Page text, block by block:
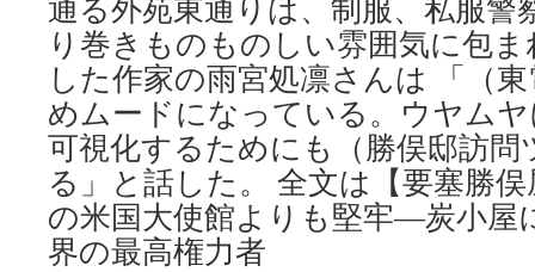
通る外苑東通りは、制服、私服警
り巻きものものしい雰囲気に包
した作家の雨宮処凛さんは 「（
めムードになっている。ウヤム
可視化するためにも（勝俣邸訪
る」と話した。 全文は【要塞勝
の米国大使館よりも堅牢―炭小屋
界の最高権力者